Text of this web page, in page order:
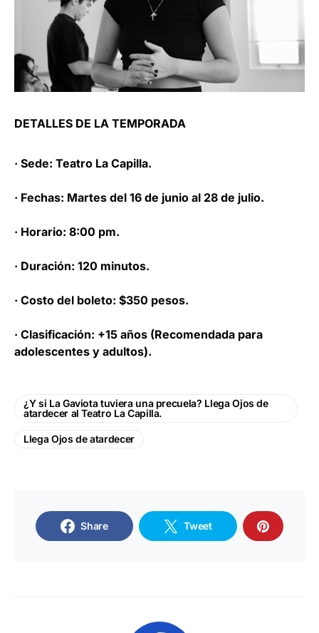
DETALLES DE LA TEMPORADA
· Sede: Teatro La Capilla.
· Fechas: Martes del 16 de junio al 28 de julio.
· Horario: 8:00 pm.
· Duración: 120 minutos.
· Costo del boleto: $350 pesos.
· Clasificación: +15 años (Recomendada para
adolescentes y adultos).
¿Y si La Gaviota tuviera una precuela? Llega Ojos de
atardecer al Teatro La Capilla.
Llega Ojos de atardecer
Share Tweet